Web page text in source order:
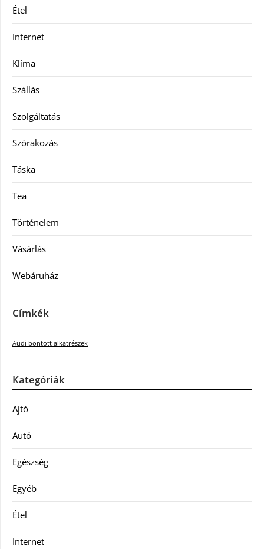
Étel
Internet
Klíma
Szállás
Szolgáltatás
Szórakozás
Táska
Tea
Történelem
Vásárlás
Webáruház
Címkék
Audi bontott alkatrészek
Kategóriák
Ajtó
Autó
Egészség
Egyéb
Étel
Internet